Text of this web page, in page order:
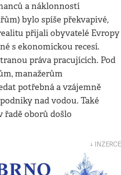
a náklonností
bylo spíše překvapivé,
přijali obyvatelé Evropy
s ekonomickou recesí.
práva pracujících. Pod
manažerům
potřebná a vzájemně
nad vodou. Také
řadě oborů došlo
↓ INZERCE